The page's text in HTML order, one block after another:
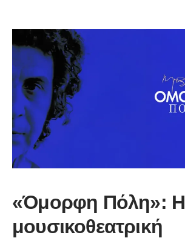
«Όμορφη Πόλη»: Η
μουσικοθεατρική